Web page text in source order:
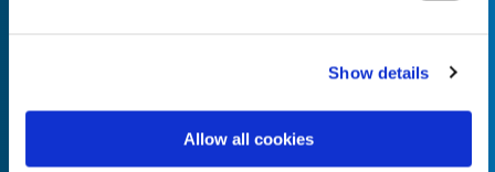
Show details
Allow all cookies
Unit of Measure*